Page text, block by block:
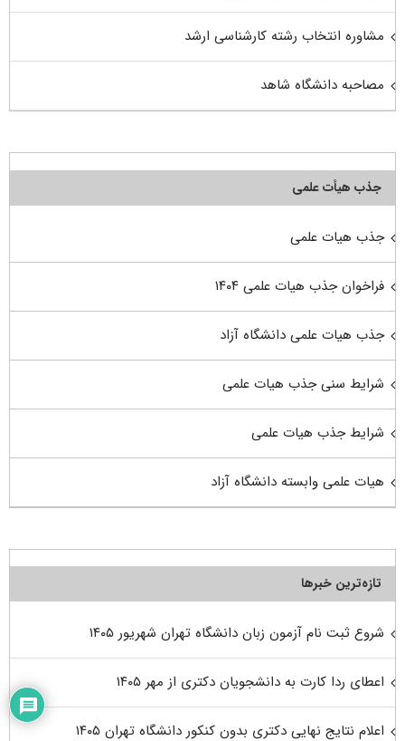
مشاوره انتخاب رشته کارشناسی ارشد
مصاحبه دانشگاه شاهد
جذب هیأت علمی
جذب هیات علمی
فراخوان جذب هیات علمی ۱۴۰۴
جذب هیات علمی دانشگاه آزاد
شرایط سنی جذب هیات علمی
شرایط جذب هیات علمی
هیات علمی وابسته دانشگاه آزاد
تازه‌ترین خبرها
شروع ثبت نام آزمون زبان دانشگاه تهران شهریور ۱۴۰۵
اعطای ردا کارت به دانشجویان دکتری از مهر ۱۴۰۵
اعلام نتایج نهایی دکتری بدون کنکور دانشگاه تهران ۱۴۰۵